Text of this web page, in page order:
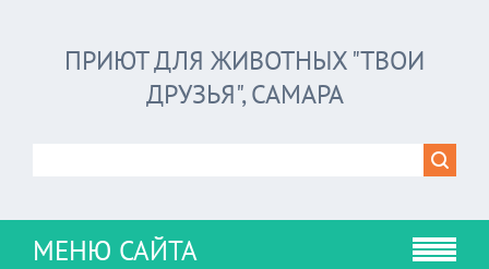
ПРИЮТ ДЛЯ ЖИВОТНЫХ "ТВОИ
ДРУЗЬЯ", САМАРА
МЕНЮ САЙТА